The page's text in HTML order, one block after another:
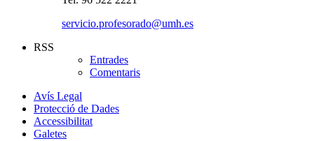
servicio.profesorado@umh.es
RSS
Entrades
Comentaris
Avís Legal
Protecció de Dades
Accessibilitat
Galetes